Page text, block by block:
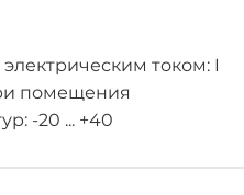
током: I
помещения
-20 ... +40